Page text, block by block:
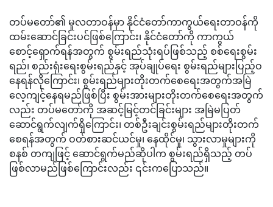
တပ်မတော်၏ မူလတာဝန်မှာ နိုင်ငံတော်ကာကွယ်ရေးတာဝန်ကို
ထမ်းဆောင်ခြင်းပင်ဖြစ်ကြောင်း၊ နိုင်ငံတော်ကို ကာကွယ်
စောင့်ရှောက်ရန်အတွက် စွမ်းရည်သုံးရပ်ဖြစ်သည့် စစ်ရေးစွမ်း
ရည်၊ စည်းရုံးရေးစွမ်းရည်နှင့် အုပ်ချုပ်ရေး စွမ်းရည်များပြည့်ဝ
နေရန်လိုကြောင်း၊ စွမ်းရည်များတိုးတက်စေရေးအတွက်အမြဲ
လေ့ကျင့်နေရမည်ဖြစ်ပြီး စွမ်းအားများတိုးတက်စေရေးအတွက်
လည်း တပ်မတော်ကို အဆင့်မြင့်တင်ခြင်းများ အမြဲမပြတ်
ဆောင်ရွက်လျက်ရှိကြောင်း၊ တစ်ဦးချင်းစွမ်းရည်များတိုးတက်
စေရန်အတွက် ဝတ်စားဆင်ယင်မှု၊ နေထိုင်မှု၊ သွားလာမှုများကို
စနစ် တကျဖြင့် ဆောင်ရွက်မည်ဆိုပါက စွမ်းရည်ရှိသည့် တပ်
ဖြစ်လာမည်ဖြစ်ကြောင်းလည်း ၎င်းကပြောသည်။